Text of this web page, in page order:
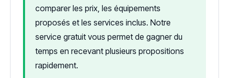
comparer les prix, les équipements
proposés et les services inclus. Notre
service gratuit vous permet de gagner du
temps en recevant plusieurs propositions
rapidement.